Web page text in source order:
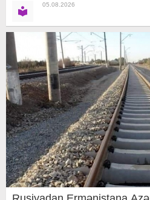
05.08.2026